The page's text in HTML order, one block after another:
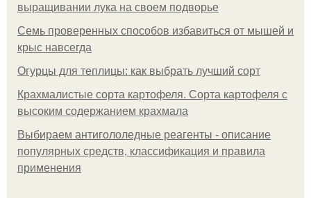
выращивании лука на своем подворье
Семь проверенных способов избавиться от мышей и
крыс навсегда
Огурцы для теплицы: как выбрать лучший сорт
Крахмалистые сорта картофеля. Сорта картофеля с
высоким содержанием крахмала
Выбираем антигололедные реагенты - описание
популярных средств, классификация и правила
применения